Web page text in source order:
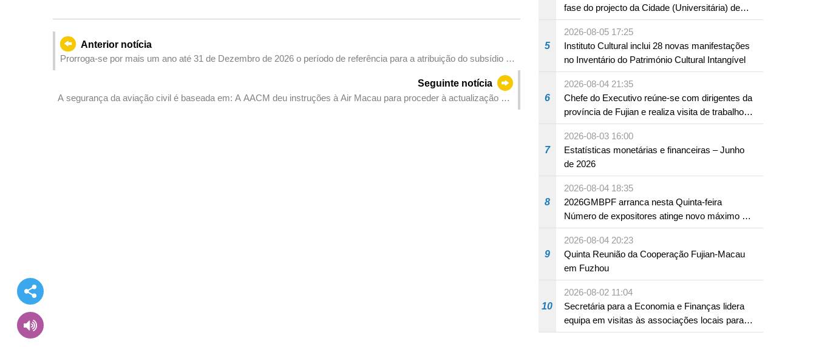
Anterior notícia
Prorroga-se por mais um ano até 31 de Dezembro de 2026 o período de referência para a atribuição do subsídio no
Seguinte notícia
A segurança da aviação civil é baseada em: A AACM deu instruções à Air Macau para proceder à actualização do
fase do projecto da Cidade (Universitária) de
Educação Internacional de Macau e Hengqin
5
2026-08-05 17:25
Instituto Cultural inclui 28 novas manifestações
no Inventário do Património Cultural Intangível
6
2026-08-04 21:35
Chefe do Executivo reúne-se com dirigentes da
província de Fujian e realiza visita de trabalho
em Fuzhou
7
2026-08-03 16:00
Estatísticas monetárias e financeiras – Junho
de 2026
8
2026-08-04 18:35
2026GMBPF arranca nesta Quinta-feira
Número de expositores atinge novo máximo em
18 anos
9
2026-08-04 20:23
Quinta Reunião da Cooperação Fujian-Macau
em Fuzhou
10
2026-08-02 11:04
Secretária para a Economia e Finanças lidera
equipa em visitas às associações locais para
consolidar consensos e promover os trabalhos